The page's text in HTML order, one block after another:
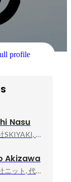
profile
Nasu
株式会社SKIYAKI, 執行役員
Akizawa
株式会社ニット, 代表取締役